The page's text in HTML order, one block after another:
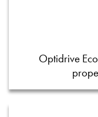
Optidrive